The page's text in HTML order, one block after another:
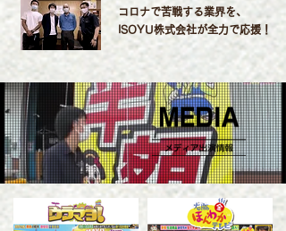
​コロナで苦戦する業界を、
ISOYU株式会社が全力で応援！